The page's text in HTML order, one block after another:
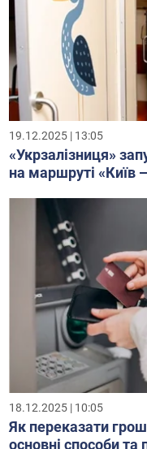
19.12.2025 | 13:05
«Укрзалізниця»
на маршруті «Київ
18.12.2025 | 10:05
Як переказати
основні способи та